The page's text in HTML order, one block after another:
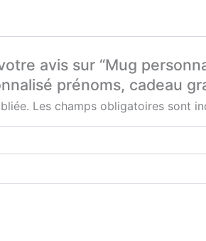
avis sur “Mug
prénoms, cadeau
Les champs obligatoires sont